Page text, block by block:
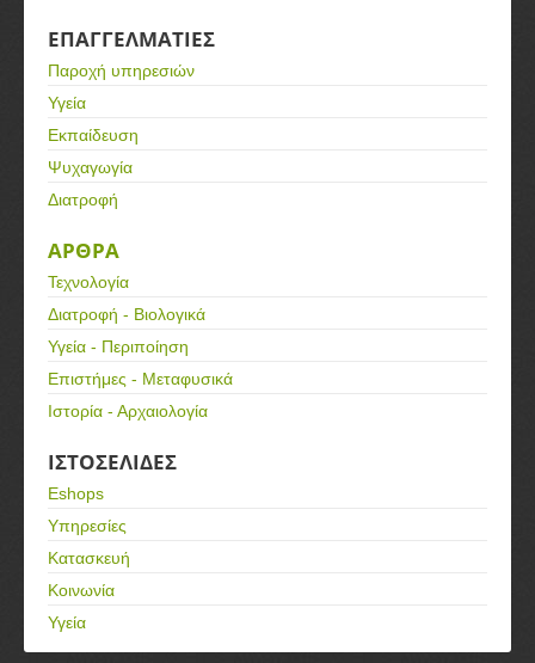
ΕΠΑΓΓΕΛΜΑΤΙΕΣ
Παροχή υπηρεσιών
Υγεία
Εκπαίδευση
Ψυχαγωγία
Διατροφή
ΑΡΘΡΑ
Τεχνολογία
Διατροφή - Βιολογικά
Υγεία - Περιποίηση
Επιστήμες - Μεταφυσικά
Ιστορία - Αρχαιολογία
ΙΣΤΟΣΕΛΙΔΕΣ
Eshops
Υπηρεσίες
Κατασκευή
Κοινωνία
Υγεία